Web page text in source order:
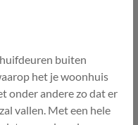
buiten
het je woonhuis
onder andere zo dat er
vallen. Met een hele